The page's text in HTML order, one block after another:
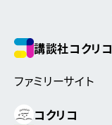
講談社コクリコ
ファミリーサイト
コクリコ